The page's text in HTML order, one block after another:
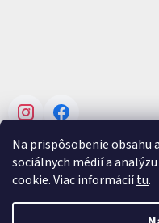
Na prispôsobenie
sociálnych médií a
cookie. Viac informáciítu.
InstagramFacebook